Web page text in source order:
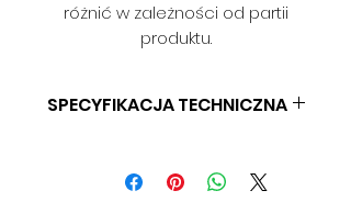
różnić w zależności od partii
produktu.
SPECYFIKACJA TECHNICZNA
GRAMATURA: BD
SZEROKOŚĆ: 140 CM